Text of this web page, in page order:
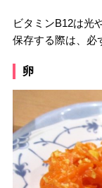
ビタミンB12は光
保存する際は、必
卵